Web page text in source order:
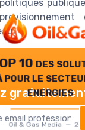
10 des
pour le
energies
Oil & Gas Media —